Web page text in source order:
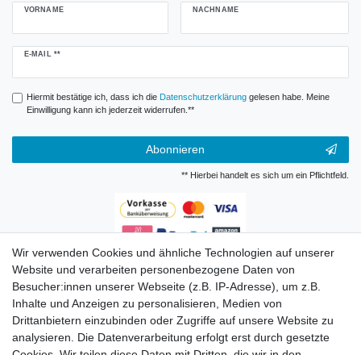
VORNAME NACHNAME
E-MAIL **
Newsletter
Hiermit bestätige ich, dass ich die Daten­schutz­erklärunggelesen habe. Meine
Einwilligung kann ich jederzeit widerrufen.**
Abonnieren
** Hierbei handelt es sich um ein Pflichtfeld.
Zahlungsarten
Wir verwenden Cookies und ähnliche Technologien auf unserer
Website und verarbeiten personenbezogene Daten von
Besucher:innen unserer Webseite (z.B. IP-Adresse), um z.B.
Inhalte und Anzeigen zu personalisieren, Medien von
Drittanbietern einzubinden oder Zugriffe auf unsere Website zu
analysieren. Die Datenverarbeitung erfolgt erst durch gesetzte